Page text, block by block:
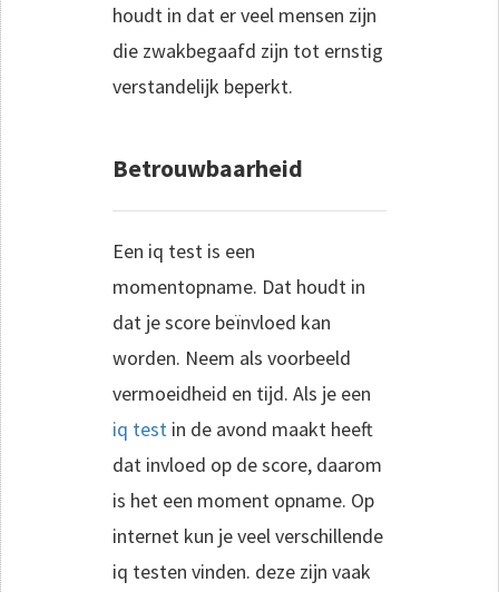
houdt in dat er veel mensen zijn
die zwakbegaafd zijn tot ernstig
verstandelijk beperkt.
Betrouwbaarheid
Een iq test is een
momentopname. Dat houdt in
dat je score beïnvloed kan
worden. Neem als voorbeeld
vermoeidheid en tijd. Als je een
iq test in de avond maakt heeft
dat invloed op de score, daarom
is het een moment opname. Op
internet kun je veel verschillende
iq testen vinden. deze zijn vaak